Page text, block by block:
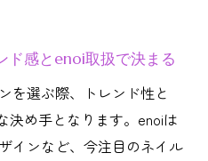
ド感とenoi取扱で決まる
を選ぶ際、トレンド性と
決め手となります。enoiは
インなど、今注目のネイル